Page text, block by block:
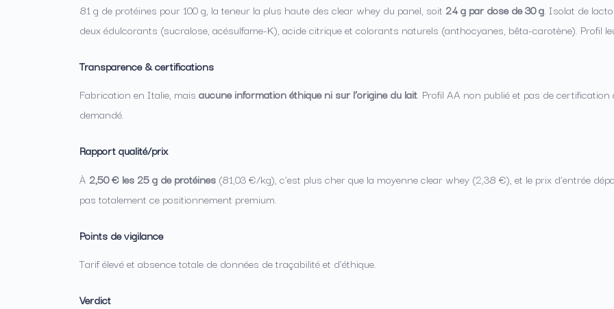
81 g de protéines pour 100 g, la teneur la plus haute des clear whey du panel, soit 24 g par dose de 30 g. Isolat de
deux édulcorants (sucralose, acésulfame-K), acide citrique et colorants naturels (anthocyanes, bêta-carotène). Profil
Transparence & certifications
Fabrication en Italie, mais aucune information éthique ni sur l’origine du lait. Profil AA non publié et pas de
demandé.
Rapport qualité/prix
À 2,50 € les 25 g de protéines (81,03 €/kg), c’est plus cher que la moyenne clear whey (2,38 €), et le prix d’entrée
pas totalement ce positionnement premium.
Points de vigilance
Tarif élevé et absence totale de données de traçabilité et d’éthique.
Verdict